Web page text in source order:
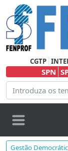
CGTP
SPN
Gestão